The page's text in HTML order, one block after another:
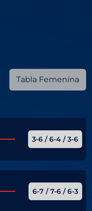
Tabla Femenina
3-6 / 6-4 / 3-6
6-7 / 7-6 / 6-3